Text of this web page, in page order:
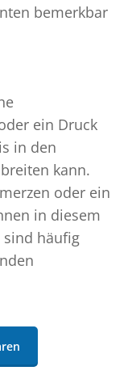
bemerkbar
ein Druck
in den
kann.
oder ein
in diesem
häufig